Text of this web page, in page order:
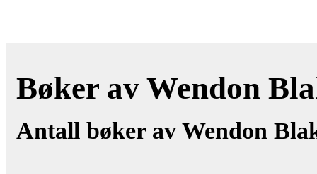
Bøker av Wendon
Antall bøker av Wendon